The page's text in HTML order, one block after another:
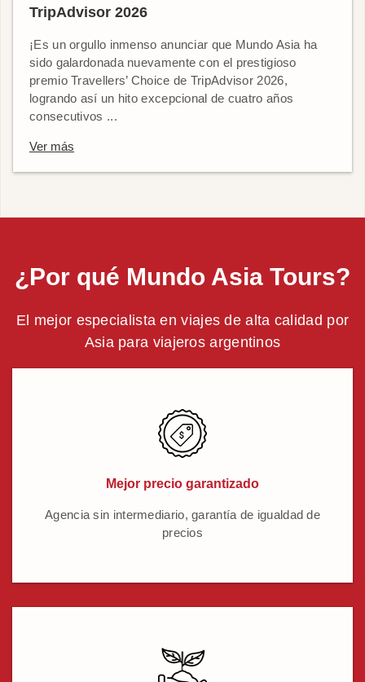
TripAdvisor 2026
¡Es un orgullo inmenso anunciar que Mundo Asia ha
sido galardonada nuevamente con el prestigioso
premio Travellers’ Choice de TripAdvisor 2026,
logrando así un hito excepcional de cuatro años
consecutivos ...
Ver más
¿Por qué Mundo Asia Tours?
El mejor especialista en viajes de alta calidad por
Asia para viajeros argentinos
Mejor precio garantizado
Agencia sin intermediario, garantía de igualdad de
precios